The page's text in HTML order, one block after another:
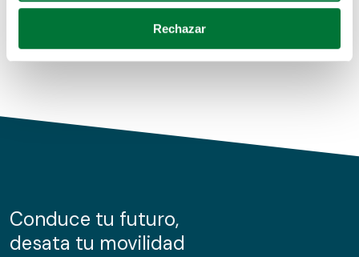
para buscar características específicas (huellas
Obtenga más información sobre cómo se procesan sus
de cookies.
información sobre el uso que haga del sitio web con
nuestros partners de redes sociales, publicidad y análisis
Rechazar
Conduce tu futuro,
desata tu movilidad